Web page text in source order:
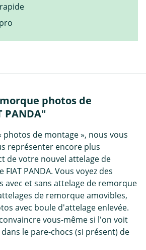
photos de
PANDA"
photos de montage », nous vous
représenter encore plus
de votre nouvel attelage de
PANDA. Vous voyez des
avec et sans attelage de remorque
de remorque amovibles,
avec boule d'attelage enlevée.
vous-même si l'on voit
le pare-chocs (si présent) de